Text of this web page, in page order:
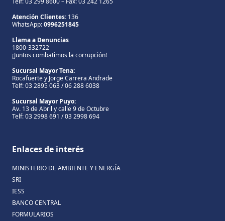
Atención Clientes: 136
WhatsApp:0996251845
Llama a Denuncias
1800-332722
¡Juntos combatimos la corrupción!
Sucursal Mayor Tena:
Rocafuerte y Jorge Carrera Andrade
Telf: 03 2895 063 / 06 288 6038
Sucursal Mayor Puyo:
Av. 13 de Abril y calle 9 de Octubre
Telf: 03 2998 691 / 03 2998 694
Enlaces de interés
MINISTERIO DE AMBIENTE Y ENERGÍA
SRI
IESS
BANCO CENTRAL
FORMULARIOS